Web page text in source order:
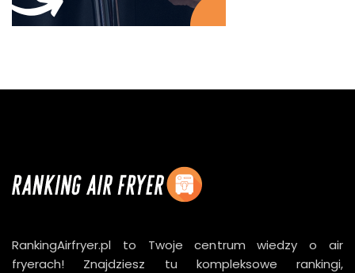
RankingAirfryer.pl to Twoje centrum wiedzy o air
fryerach! Znajdziesz tu kompleksowe rankingi,